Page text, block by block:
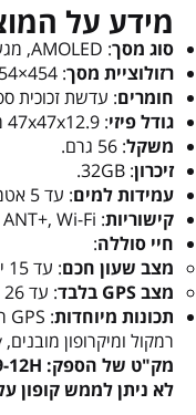
מידע על
סוג מסך: AMOLED, מגע, בגודל 1.4 אינץ' (35.3 מ"מ).
רזולוציית מסך: 454×454 פיקסלים.
חומרים: עדשת זכוכית
גודל פיזי: 47x47x12.9 מ"מ.
משקל: 56 גרם.
זיכרון: 32GB.
עמידות למים: עד 5 אטמוספירות (5 ATM).
קישוריות: Bluetooth, ANT+, Wi-Fi.
חיי סוללה:
מצב שעון חכם: עד 15 ימים.
מצב GPS בלבד
: עד 26 שעות.
תכונות מיוחדות
רמקול ומיקרופון מובנים, Garmin Pay, אפליקציית ECG.
מק"ט של הספק: 010-02969-12H
לא ניתן לממש קופון